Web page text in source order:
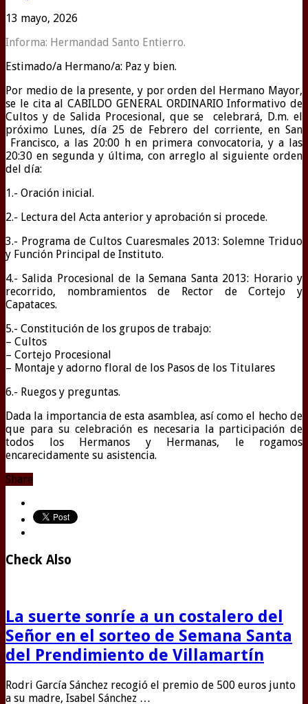
13 mayo, 2026
Informa: Hermandad Santo Entierro.
Estimado/a Hermano/a: Paz y bien.
Por medio de la presente, y por orden del Hermano Mayor,
se le cita al CABILDO GENERAL ORDINARIO Informativo de
Cultos y de Salida Procesional, que se celebrará, D.m. el
próximo Lunes, día 25 de Febrero del corriente, en San
Francisco, a las 20:00 h en primera convocatoria, y a las
20:30 en segunda y última, con arreglo al siguiente orden
del día:
1.- Oración inicial.
2.- Lectura del Acta anterior y aprobación si procede.
3.- Programa de Cultos Cuaresmales 2013: Solemne Triduo
y Función Principal de Instituto.
4.- Salida Procesional de la Semana Santa 2013: Horario y
recorrido, nombramientos de Rector de Cortejo y
Capataces.
5.- Constitución de los grupos de trabajo:
– Cultos
– Cortejo Procesional
– Montaje y adorno floral de los Pasos de los Titulares
6.- Ruegos y preguntas.
Dada la importancia de esta asamblea, así como el hecho de
que para su celebración es necesaria la participación de
todos los Hermanos y Hermanas, le rogamos
encarecidamente su asistencia.
Share
Check Also
La suerte sonríe a un costalero del
Señor en el sorteo de Semana Santa
del Prendimiento de Villamartín
Rodri García Sánchez recogió el premio de 500 euros junto
a su madre, Isabel Sánchez …